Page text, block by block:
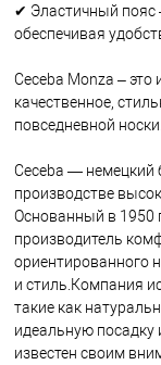
✔ Эластичный пояс
обеспечивая
Ceceba Monza –
качественное,
повседневной носки.
Ceceba — немецкий
производстве
Основанный в 1950
производитель
ориентированного
и стиль.Компания
такие как
идеальную посадку
известен своим